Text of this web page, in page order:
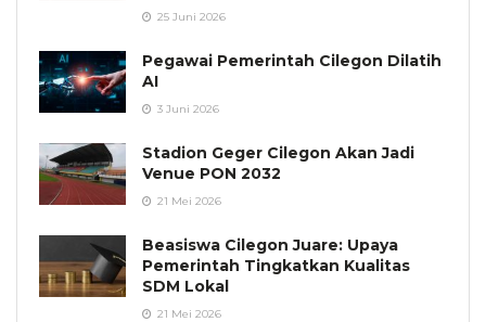
25 Juni 2026
Pegawai Pemerintah Cilegon Dilatih
AI
3 Juni 2026
Stadion Geger Cilegon Akan Jadi
Venue PON 2032
21 Mei 2026
Beasiswa Cilegon Juare: Upaya
Pemerintah Tingkatkan Kualitas
SDM Lokal
21 Mei 2026